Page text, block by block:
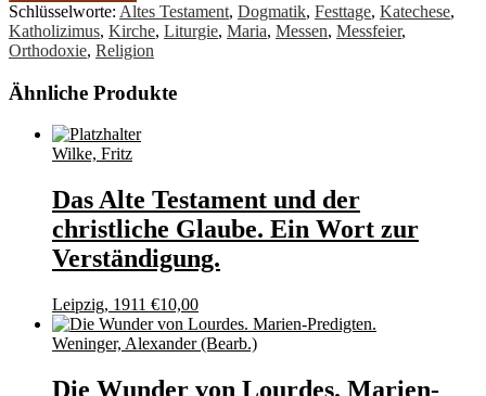
Schlüsselworte: Altes Testament, Dogmatik, Festtage, Katechese,
Katholizimus, Kirche, Liturgie, Maria, Messen, Messfeier,
Orthodoxie, Religion
Ähnliche Produkte
Wilke, Fritz
Das Alte Testament und der
christliche Glaube. Ein Wort zur
Verständigung.
Leipzig, 1911 €10,00
Weninger, Alexander (Bearb.)
Die Wunder von Lourdes. Marien-